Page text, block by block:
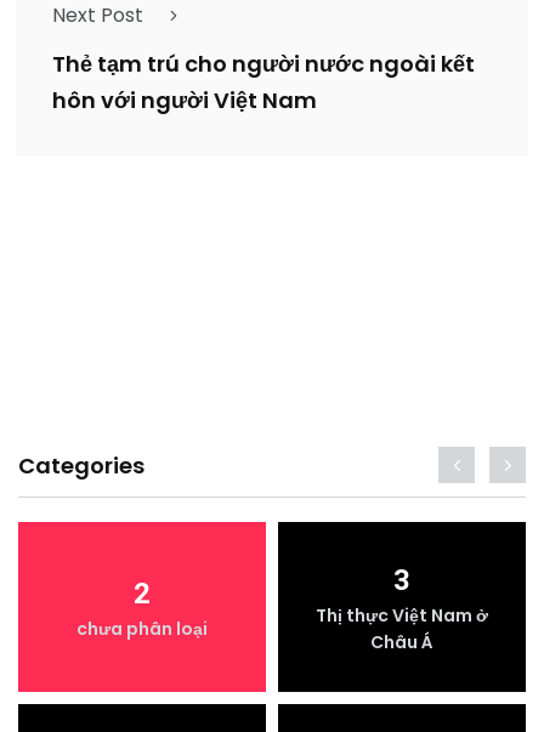
Next Post
Thẻ tạm trú cho người nước ngoài kết
hôn với người Việt Nam
Categories
2
chưa phân loại
3
Thị thực Việt Nam ở
Châu Á